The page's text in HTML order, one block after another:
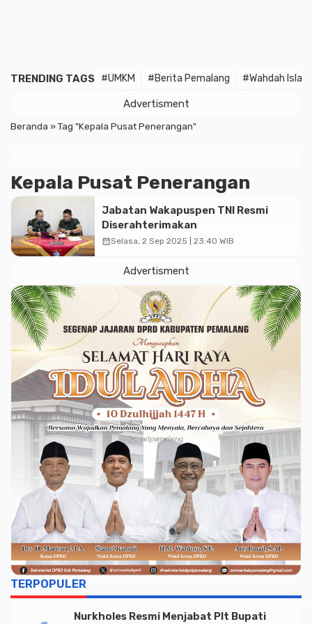
TRENDING TAGS #UMKM #Berita Pemalang #Wahdah
Advertisment
Beranda »Tag "Kepala Pusat Penerangan"
Kepala Pusat Penerangan
Jabatan Wakapuspen TNI Resmi
Diserahterimakan
calendar_monthSelasa, 2 Sep 2025 | 23:40 WIB
Advertisment
TERPOPULER
Nurkholes Resmi Menjabat Plt Bupati